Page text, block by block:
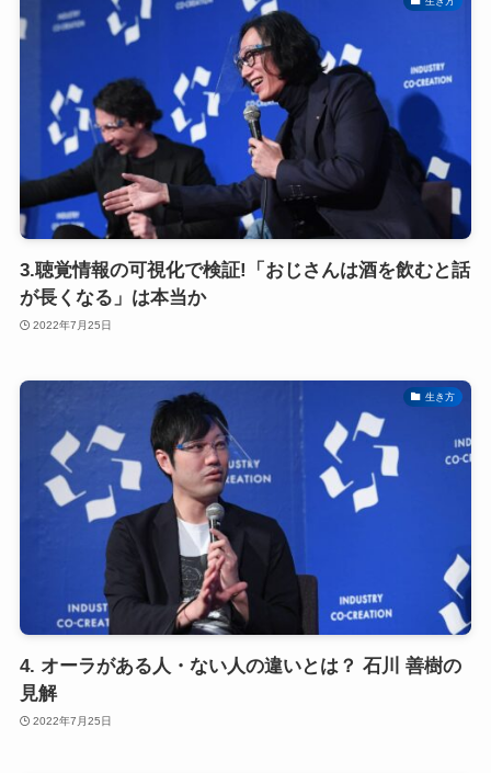
3.聴覚情報の可視化で検証!「おじさんは酒を飲むと話
が長くなる」は本当か
2022年7月25日
生き方
4. オーラがある人・ない人の違いとは？ 石川 善樹の
見解
2022年7月25日